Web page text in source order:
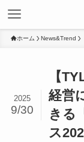
ホーム News&Trend
【
経営
きる
ス
2025
9/30